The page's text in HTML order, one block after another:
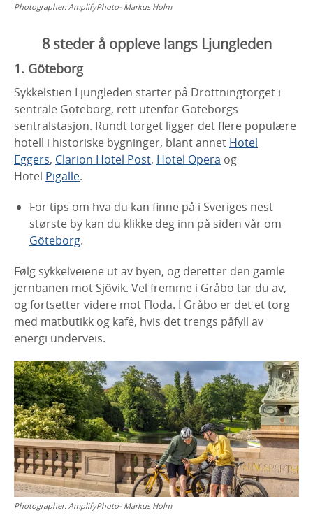
Photographer: AmplifyPhoto- Markus Holm
8 steder å oppleve langs Ljungleden
1. Göteborg
Sykkelstien Ljungleden starter på Drottningtorget i
sentrale Göteborg, rett utenfor Göteborgs
sentralstasjon. Rundt torget ligger det flere populære
hotell i historiske bygninger, blant annet Hotel
Eggers, Clarion Hotel Post, Hotel Opera og
Hotel Pigalle.
For tips om hva du kan finne på i Sveriges nest
største by kan du klikke deg inn på siden vår om
Göteborg.
Følg sykkelveiene ut av byen, og deretter den gamle
jernbanen mot Sjövik. Vel fremme i Gråbo tar du av,
og fortsetter videre mot Floda. I Gråbo er det et torg
med matbutikk og kafé, hvis det trengs påfyll av
energi underveis.
Photographer: AmplifyPhoto- Markus Holm